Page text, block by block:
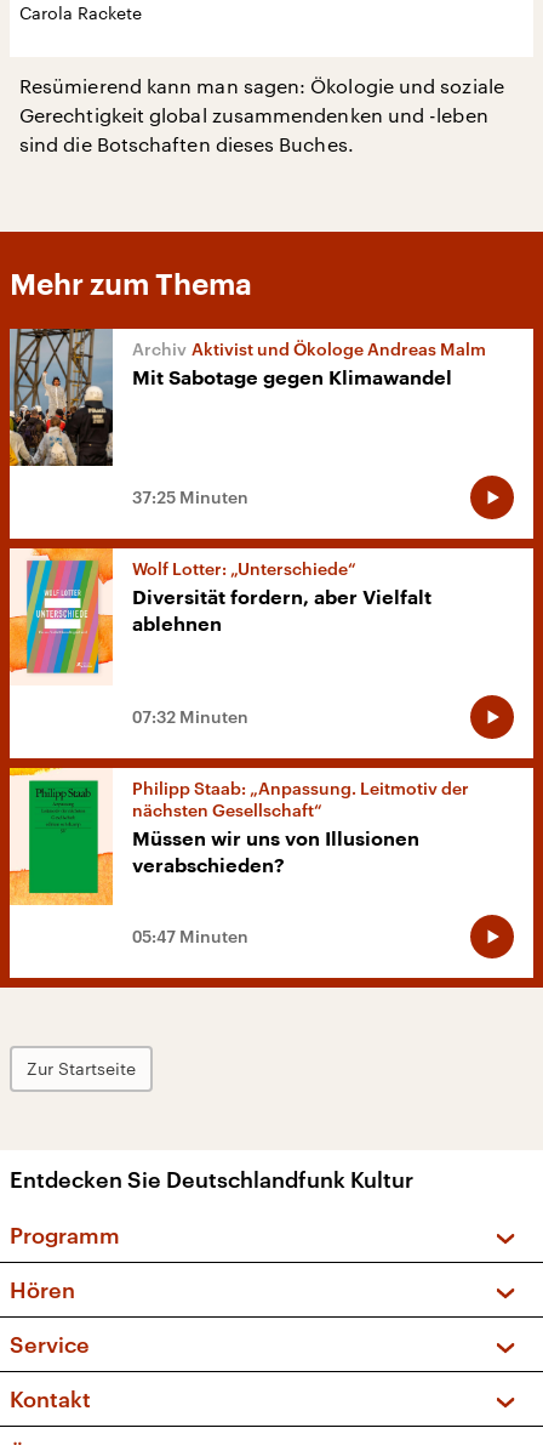
Carola Rackete
Resümierend kann man sagen: Ökologie und soziale
Gerechtigkeit global zusammendenken und -leben
sind die Botschaften dieses Buches.
Mehr zum Thema
Aktivist und Ökologe Andreas Malm
Mit Sabotage gegen Klimawandel
37:25 Minuten
Wolf Lotter: „Unterschiede“
Diversität fordern, aber Vielfalt
ablehnen
07:32 Minuten
Philipp Staab: „Anpassung. Leitmotiv der
nächsten Gesellschaft“
Müssen wir uns von Illusionen
verabschieden?
05:47 Minuten
Zur Startseite
Entdecken Sie Deutschlandfunk Kultur
Programm
Sendungen und Podcasts
Musikliste
Kakadu – Das Kinderprogramm
Hören
Frequenzen (UKW + DAB+)
Service
FAQ
Apps
Kontakt